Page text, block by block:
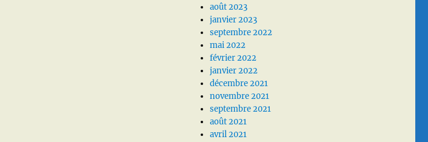
août 2023
janvier 2023
septembre 2022
mai 2022
février 2022
janvier 2022
décembre 2021
novembre 2021
septembre 2021
août 2021
avril 2021